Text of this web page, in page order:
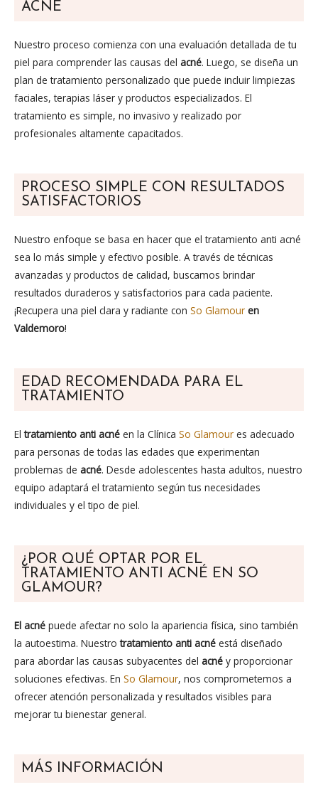
ACNÉ
Nuestro proceso comienza con una evaluación detallada de tu
piel para comprender las causas del acné. Luego, se diseña un
plan de tratamiento personalizado que puede incluir limpiezas
faciales, terapias láser y productos especializados. El
tratamiento es simple, no invasivo y realizado por
profesionales altamente capacitados.
PROCESO SIMPLE CON RESULTADOS
SATISFACTORIOS
Nuestro enfoque se basa en hacer que el tratamiento anti acné
sea lo más simple y efectivo posible. A través de técnicas
avanzadas y productos de calidad, buscamos brindar
resultados duraderos y satisfactorios para cada paciente.
¡Recupera una piel clara y radiante con So Glamour en
Valdemoro!
EDAD RECOMENDADA PARA EL
TRATAMIENTO
Eltratamiento anti acné en la Clínica So Glamour es adecuado
para personas de todas las edades que experimentan
problemas de acné. Desde adolescentes hasta adultos, nuestro
equipo adaptará el tratamiento según tus necesidades
individuales y el tipo de piel.
¿POR QUÉ OPTAR POR EL
TRATAMIENTO ANTI ACNÉ EN SO
GLAMOUR?
El acné puede afectar no solo la apariencia física, sino también
la autoestima. Nuestrotratamiento anti acné está diseñado
para abordar las causas subyacentes del acné y proporcionar
soluciones efectivas. En So Glamour, nos comprometemos a
ofrecer atención personalizada y resultados visibles para
mejorar tu bienestar general.
MÁS INFORMACIÓN